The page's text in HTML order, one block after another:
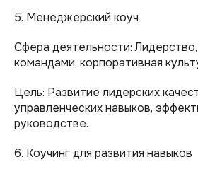
5. Менеджерский коуч
Сфера деятельности:
командами, корпоративная
Цель: Развитие лидерских
управленческих навыков,
руководстве.
6. Коучинг для развития навыков